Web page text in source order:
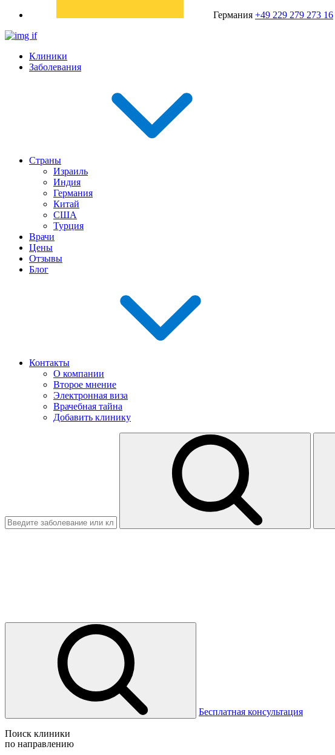
Германия +49 229 279 273 16
Клиники
Заболевания
Страны
Израиль
Индия
Германия
Китай
США
Турция
Врачи
Цены
Отзывы
Блог
Контакты
О компании
Второе мнение
Электронная виза
Врачебная тайна
Добавить клинику
Бесплатная консультация
Поиск клиники
по направлению